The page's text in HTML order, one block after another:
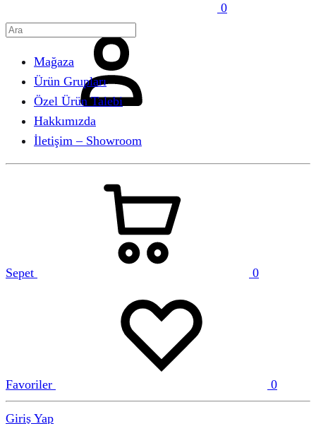
0
Mağaza
Ürün Grupları
Özel Ürün Talebi
Hakkımızda
İletişim – Showroom
Sepet 0
Favoriler 0
Giriş Yap